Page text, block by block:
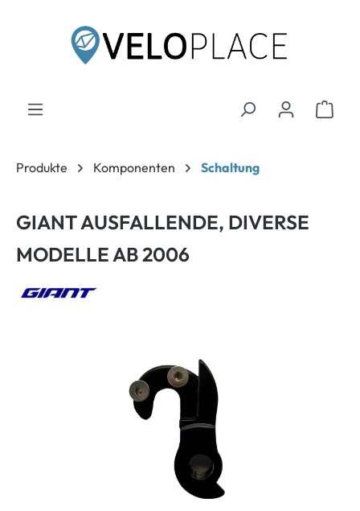
Produkte Komponenten Schaltung
GIANT AUSFALLENDE, DIVERSE
MODELLE AB 2006